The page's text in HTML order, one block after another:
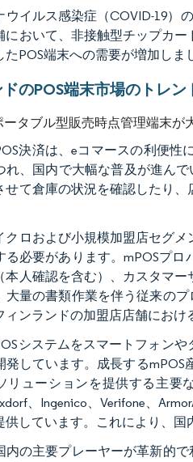
ウイルス感染症（COVID-19）
において、非接触型チップカ
POS端末への需要が増加しま
のPOS端末市場のトレン
ータブル型販売時点管理端末が
決済は、eコマースの利便
れ、国内で大幅な普及が進ん
せて倉庫の状況を確認したり
クロおよび小規模加盟店セグ
る必要があります。mPOSプ
本人確認を含む）、カスタマ
大量の書類作業を伴う従来の
ィンランドの加盟店店舗におけ
システムをスマートフォン
発しています。成長するmPOS
リューションを提供する主要
、Ingenico、Verifone、
供しています。これにより、国
内の主要プレーヤーが革新的